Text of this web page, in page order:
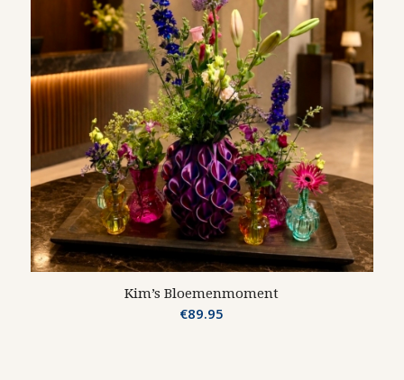
Kim’s Bloemenmoment
€89.95